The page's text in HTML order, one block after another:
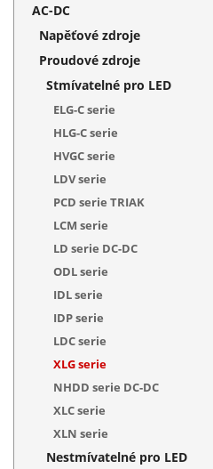
AC-DC
Napěťové zdroje
Proudové zdroje
Stmívatelné pro LED
ELG-C serie
HLG-C serie
HVGC serie
LDV serie
PCD serie TRIAK
LCM serie
LD serie DC-DC
ODL serie
IDL serie
IDP serie
LDC serie
XLG serie
NHDD serie DC-DC
XLC serie
XLN serie
Nestmívatelné pro LED